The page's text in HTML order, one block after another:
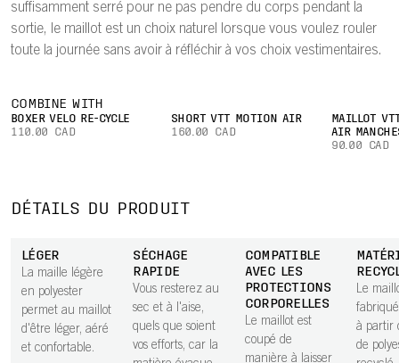
suffisamment serré pour ne pas pendre du corps pendant la
sortie, le maillot est un choix naturel lorsque vous voulez rouler
toute la journée sans avoir à réfléchir à vos choix vestimentaires.
COMBINE WITH
BOXER VÉLO RE-CYCLE
110.00 CAD
SHORT VTT MOTION AIR
160.00 CAD
MAILLOT
AIR
90.00 CAD
DÉTAILS DU PRODUIT
LÉGER
La maille légère
en polyester
permet au maillot
d'être léger, aéré
et confortable.
SÉCHAGE
RAPIDE
Vous resterez au
sec et à l'aise,
quels que soient
vos efforts, car la
COMPATIBLE
AVEC LES
PROTECTIONS
CORPORELLES
Le maillot est
coupé de
manière à laisser
Le
à partir
de